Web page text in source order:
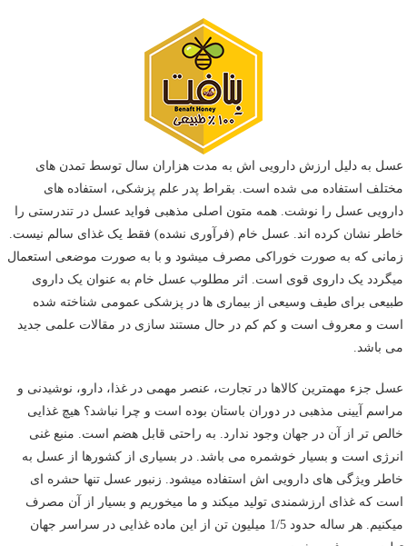
عسل به دلیل ارزش دارویی اش به مدت هزاران سال توسط تمدن های
مختلف استفاده می شده است. بقراط پدر علم پزشکی، استفاده های
دارویی عسل را نوشت. همه متون اصلی مذهبی فواید عسل در تندرستی را
خاطر نشان کرده اند. عسل خام (فرآوری نشده) فقط یک غذای سالم نیست.
زمانی که به صورت خوراکی مصرف میشود و با به صورت موضعی استعمال
میگردد یک داروی قوی است. اثر مطلوب عسل خام به عنوان یک داروی
طبیعی برای طیف وسیعی از بیماری ها در پزشکی عمومی شناخته شده
است و معروف است و کم کم در حال مستند سازی در مقالات علمی جدید
می باشد.
عسل جزء مهمترین کالاها در تجارت، عنصر مهمی در غذا، دارو، نوشیدنی و
مراسم آیینی مذهبی در دوران باستان بوده است و چرا نباشد؟ هیچ غذایی
خالص تر از آن در جهان وجود ندارد. به راحتی قابل هضم است. منبع غنی
انرژی است و بسیار خوشمره می باشد. در بسیاری از کشورها از عسل به
خاطر ویژگی های دارویی اش استفاده میشود. زنبور عسل تنها حشره ای
است که غذای ارزشمندی تولید میکند و ما میخوریم و بسیار از آن مصرف
میکنیم. هر ساله حدود 1/5 میلیون تن از این ماده غذایی در سراسر جهان